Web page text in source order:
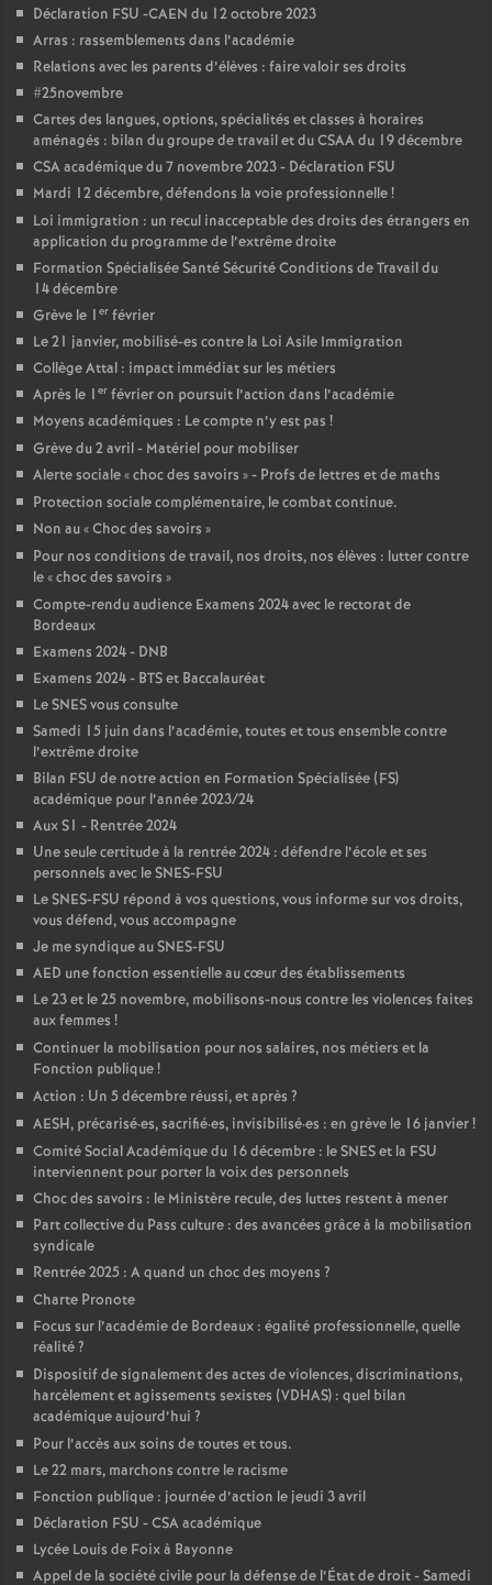
S
e
c
o
d
d
e
r
r
é
a
n
s
o
u
s
Déclaration FSU -CAEN du 12 octobre 2023
Arras : rassemblements dans l’académie
Relations avec les parents d’élèves : faire valoir ses droits
#25novembre
Cartes des langues, options, spécialités et classes à horaires
aménagés : bilan du groupe de travail et du CSAA du 19 décembre
CSA académique du 7 novembre 2023 - Déclaration FSU
Mardi 12 décembre, défendons la voie professionnelle!
Loi immigration : un recul inacceptable des droits des étrangers en
application du programme de l’extrême droite
Formation Spécialisée Santé Sécurité Conditions de Travail du
14 décembre
Grève le 1 er février
Le 21 janvier, mobilisé-es contre la Loi Asile Immigration
Collège Attal : impact immédiat sur les métiers
Après le 1 er février on poursuit l’action dans l’académie
Moyens académiques : Le compte n’y est pas !
Grève du 2 avril - Matériel pour mobiliser
Alerte sociale «choc des savoirs » - Profs de lettres et de maths
Protection sociale complémentaire, le combat continue.
Non au «Choc des savoirs »
Pour nos conditions de travail, nos droits, nos élèves : lutter contre
le «choc des savoirs »
Compte-rendu audience Examens 2024 avec le rectorat de
Bordeaux
Examens 2024 - DNB
Examens 2024 - BTS et Baccalauréat
Le SNES vous consulte
Samedi 15 juin dans l’académie, toutes et tous ensemble contre
l’extrême droite
Bilan FSU de notre action en Formation Spécialisée (FS)
académique pour l’année 2023/24
Aux S1 - Rentrée 2024
Une seule certitude à la rentrée 2024 : défendre l’école et ses
personnels avec le SNES-FSU
Le SNES-FSU répond à vos questions, vous informe sur vos droits,
vous défend, vous accompagne
Je me syndique au SNES-FSU
AED une fonction essentielle au cœur des établissements
Le 23 et le 25 novembre, mobilisons-nous contre les violences faites
aux femmes !
Continuer la mobilisation pour nos salaires, nos métiers et la
Fonction publique!
Action : Un 5 décembre réussi, et après ?
AESH, précarisé·es, sacrifié·es, invisibilisé·es : en grève le 16 janvier!
Comité Social Académique du 16 décembre : le SNES et la FSU
interviennent pour porter la voix des personnels
Choc des savoirs : le Ministère recule, des luttes restent à mener
Part collective du Pass culture : des avancées grâce à la mobilisation
syndicale
Rentrée 2025 : A quand un choc des moyens ?
Charte Pronote
Focus sur l’académie de Bordeaux : égalité professionnelle, quelle
réalité?
Dispositif de signalement des actes de violences, discriminations,
harcèlement et agissements sexistes (VDHAS) : quel bilan
académique aujourd’hui ?
Pour l’accès aux soins de toutes et tous.
Le 22 mars, marchons contre le racisme
Fonction publique : journée d’action le jeudi 3 avril
Déclaration FSU - CSA académique
Lycée Louis de Foix à Bayonne
Appel de la société civile pour la défense de l’État de droit - Samedi